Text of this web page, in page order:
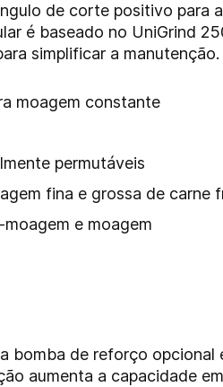
de corte positivo para
é baseado no UniGrind
simplificar a manutenção.
moagem constante
permutáveis
fina e grossa de carne
e moagem
bomba de reforço
aumenta a capacidade